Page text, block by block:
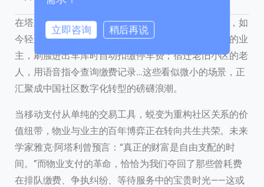
在塔里木河畔的阿拉尔市，曾经沙漠边缘的小城居民，如
今轻点手机就能完成水电物业费缴纳；上海高端社区的业
主，刷脸进出车库时自动扣缴停车费；宿迁老旧小区的老
人，用语音指令查询缴费记录…这些看似微小的场景，正
汇聚成中国社区数字化转型的磅礴浪潮。
当移动支付从单纯的交易工具，蜕变为重构社区关系的价
值纽带，物业与业主的百年博弈正在转向共生共荣。未来
学家雅克·阿塔利曾预言：“真正的财富是自由支配的时
间。”而物业支付的革命，恰恰为我们夺回了那些曾耗费
在排队缴费、争执纠纷、等待服务中的宝贵时光——这或
0 / 180
首次进入页面
访问历史
提交
立即咨询 稍后再说